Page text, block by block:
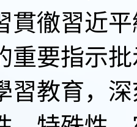
貫徹習近
重要指示
習教育，